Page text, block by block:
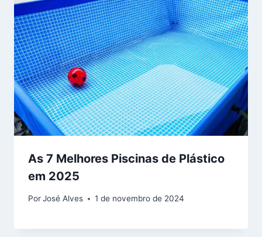
As 7 Melhores Piscinas de Plástico
em 2025
PorJosé Alves 1 de novembro de 2024